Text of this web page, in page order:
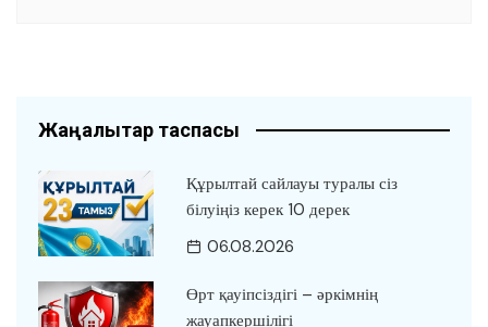
Жаңалықтар таспасы
Құрылтай сайлауы туралы сіз
білуіңіз керек 10 дерек
06.08.2026
Өрт қауіпсіздігі – әркімнің
жауапкершілігі